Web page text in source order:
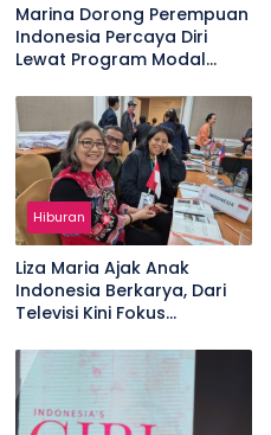
Marina Dorong Perempuan
Indonesia Percaya Diri
Lewat Program Modal
Hiburan
Liza Maria Ajak Anak
Indonesia Berkarya, Dari
Televisi Kini Fokus
Digital